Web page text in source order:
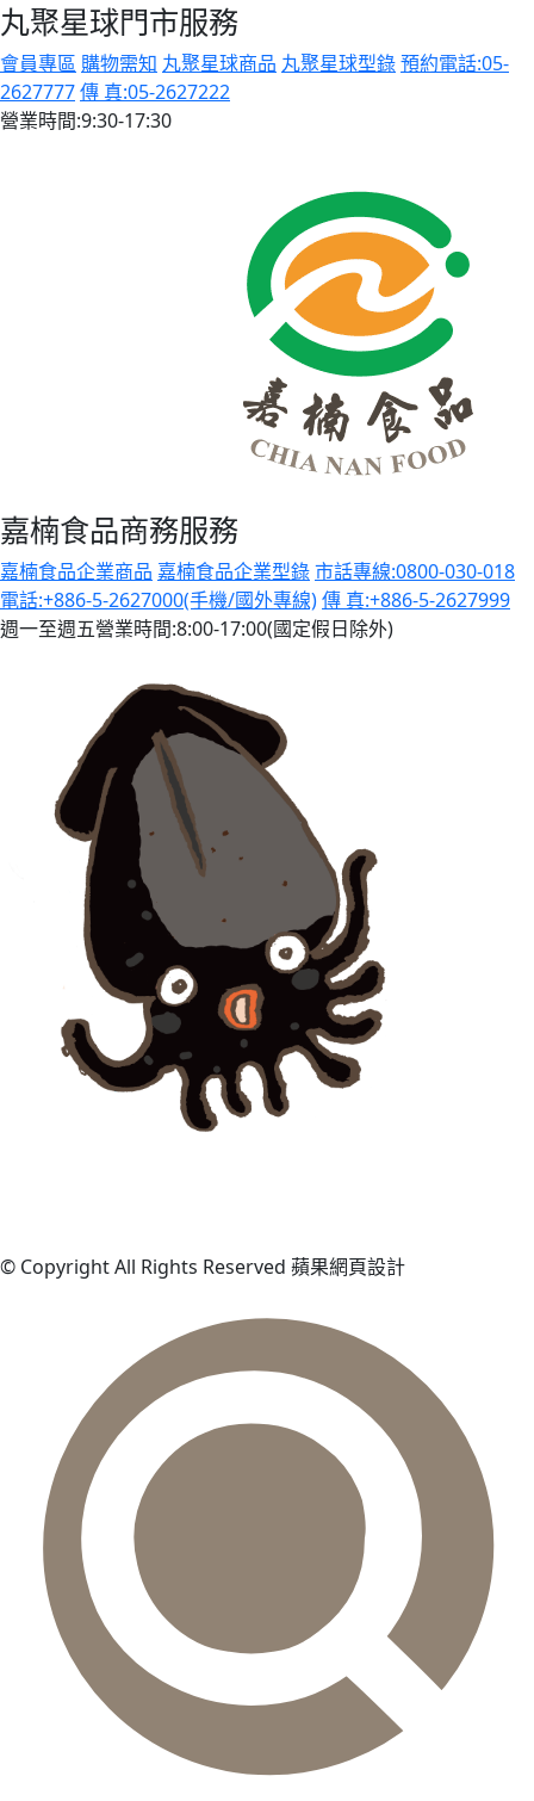
丸聚星球門市服務
會員專區 購物需知 丸聚星球商品 丸聚星球型錄預約電話:05-
2627777傳 真:05-2627222
營業時間:9:30-17:30
嘉楠食品商務服務
嘉楠食品企業商品 嘉楠食品企業型錄市話專線:0800-030-018
電話:+886-5-2627000(手機/國外專線)傳 真:+886-5-2627999
週一至週五營業時間:8:00-17:00(國定假日除外)
© Copyright All Rights Reserved 蘋果網頁設計